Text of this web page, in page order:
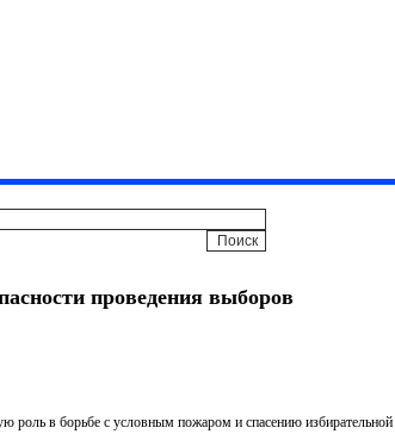
проведения выборов
роль в борьбе с условным пожаром и спасению избирательной